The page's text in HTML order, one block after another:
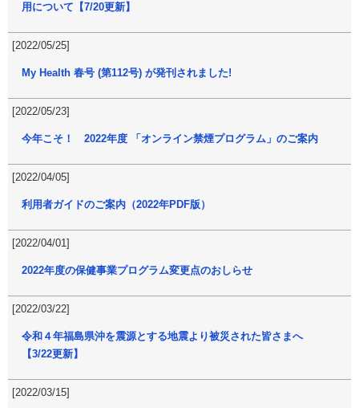
用について【7/20更新】
[2022/05/25]
My Health 春号 (第112号) が発刊されました!
[2022/05/23]
今年こそ！ 2022年度 「オンライン禁煙プログラム」のご案内
[2022/04/05]
利用者ガイドのご案内（2022年PDF版）
[2022/04/01]
2022年度の保健事業プログラム変更点のおしらせ
[2022/03/22]
令和４年福島県沖を震源とする地震より被災された皆さまへ
【3/22更新】
[2022/03/15]